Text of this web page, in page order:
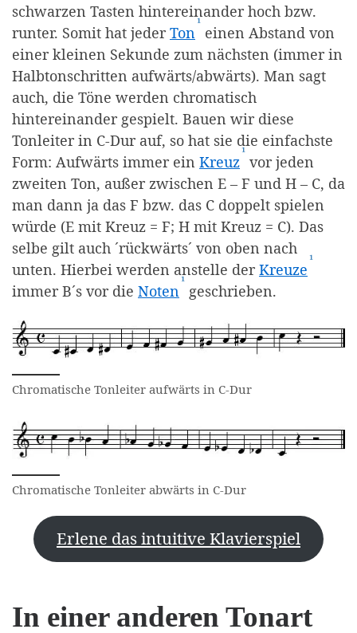
schwarzen Tasten hintereinander hoch bzw.
runter. Somit hat jeder Ton (Affiliate-Link)
¹ einen Abstand von
einer kleinen Sekunde zum nächsten (immer in
Halbtonschritten aufwärts/abwärts). Man sagt
auch, die Töne werden chromatisch
hintereinander gespielt. Bauen wir diese
Tonleiter in C-Dur auf, so hat sie die einfachste
Form: Aufwärts immer ein Kreuz(Affiliate-Link)
¹ vor jeden
zweiten Ton, außer zwischen E – F und H – C, da
man dann ja das F bzw. das C doppelt spielen
würde (E mit Kreuz = F; H mit Kreuz = C). Das
selbe gilt auch ´rückwärts´ von oben nach
unten. Hierbei werden anstelle der Kreuze¹
immer B´s vor die Noten (Affiliate-Link)
¹ geschrieben.
Chromatische Tonleiter aufwärts in C-Dur
Chromatische Tonleiter abwärts in C-Dur
Erlene das intuitive Klavierspiel
In einer anderen Tonart